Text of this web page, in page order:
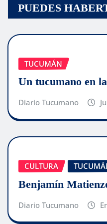
PUEDES
TUCUMÁN
Un tucumano en
Diario Tucumano
CULTURA
Benjamín
Diario Tucumano